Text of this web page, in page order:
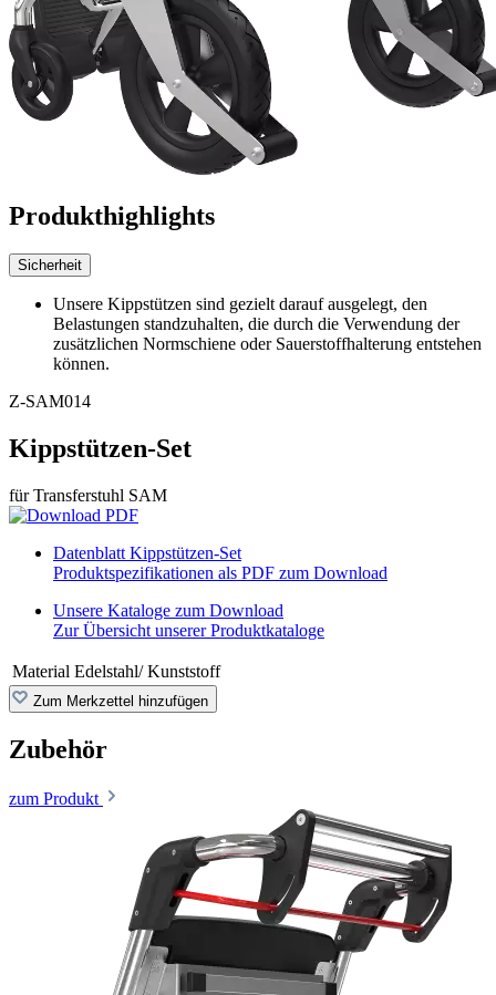
Produkthighlights
Sicherheit
Unsere Kippstützen sind gezielt darauf ausgelegt, den
Belastungen standzuhalten, die durch die Verwendung der
zusätzlichen Normschiene oder Sauerstoffhalterung entstehen
können.
Z-SAM014
Kippstützen-Set
für Transferstuhl SAM
Datenblatt Kippstützen-Set
Produktspezifikationen als PDF zum Download
Unsere Kataloge zum Download
Zur Übersicht unserer Produktkataloge
Material Edelstahl/ Kunststoff
Zum Merkzettel hinzufügen
Zubehör
zum Produkt